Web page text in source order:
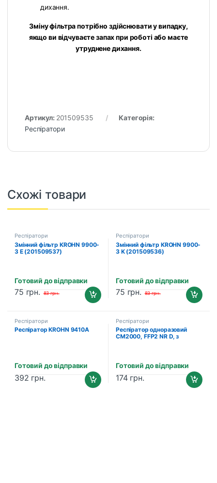
дихання.
Зміну фільтра потрібно здійснювати у випадку,
якщо ви відчуваєте запах при роботі або маєте
утруднене дихання.
Артикул: 201509535
Категорія:
Респіратори
Схожі товари
Респіратори
Змінний фільтр KROHN 9900-
3 E (201509537)
Готовий до відправки
75 грн. 83грн.
Респіратори
Змінний фільтр KROHN 9900-
3 K (201509536)
Готовий до відправки
75 грн. 83грн.
Респіратори
Респіратор KROHN 9410A
Готовий до відправки
392 грн.
Респіратори
Респіратор одноразовий
CM2000, FFP2 NR D, з
Готовий до відправки
174 грн.